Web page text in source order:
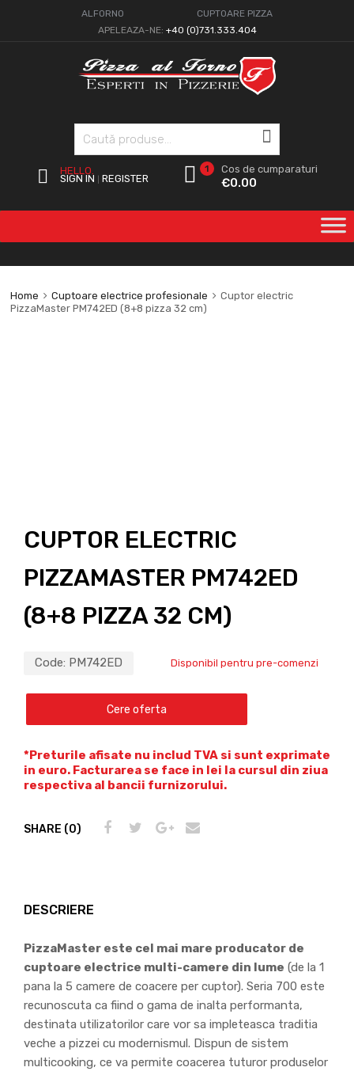
ALFORNO
CUPTOARE PIZZA
APELEAZA-NE: +40 (0)731.333.404
HELLO.
SIGN IN REGISTER
Cos de cumparaturi
€0.00
1
Home Cuptoare electrice profesionale
Cuptor electric
PizzaMaster PM742ED (8+8 pizza 32 cm)
CUPTOR ELECTRIC
PIZZAMASTER PM742ED
(8+8 PIZZA 32 CM)
Code: PM742ED Disponibil pentru pre-comenzi
Cere oferta
*Preturile afisate nu includ TVA si sunt exprimate
in euro. Facturarea se face in lei la cursul din ziua
respectiva al bancii furnizorului.
SHARE (0)
DESCRIERE
PizzaMaster este cel mai mare producator de
cuptoare electrice multi-camere din lume (de la 1
pana la 5 camere de coacere per cuptor). Seria 700 este
recunoscuta ca fiind o gama de inalta performanta,
destinata utilizatorilor care vor sa impleteasca traditia
veche a pizzei cu modernismul. Dispun de sistem
multicooking, ce va permite coacerea tuturor produselor